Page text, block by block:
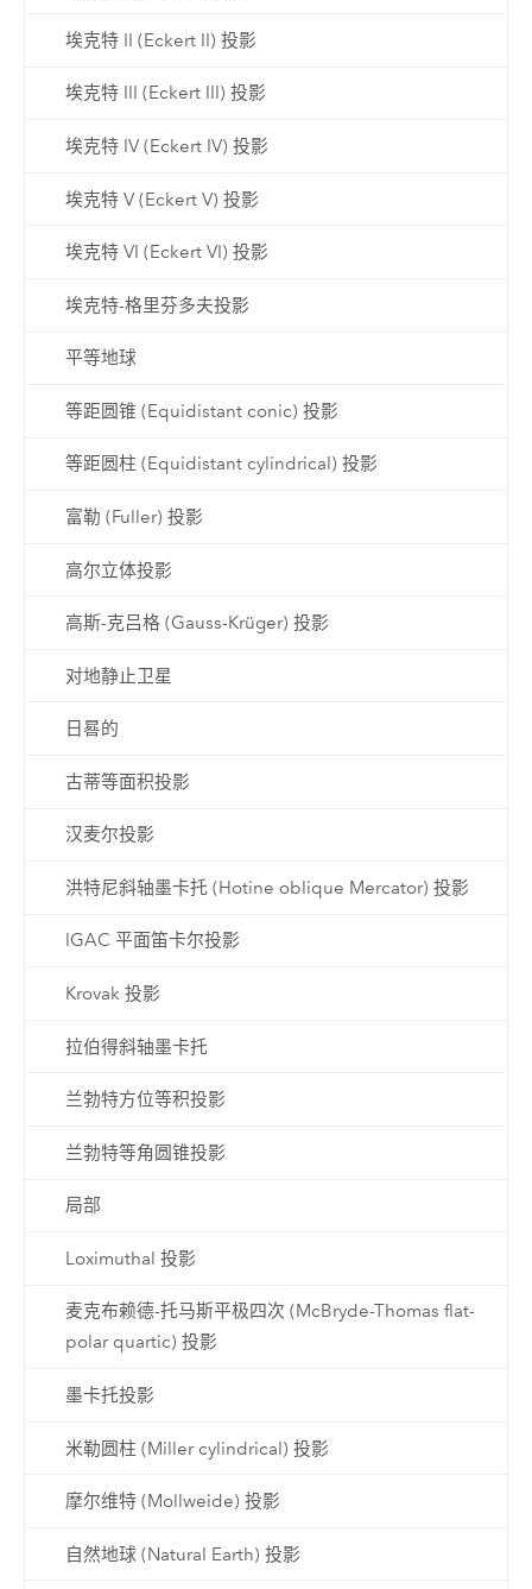
埃克特 II (Eckert II) 投影
埃克特 III (Eckert III) 投影
埃克特 IV (Eckert IV) 投影
埃克特 V (Eckert V) 投影
埃克特 VI (Eckert VI) 投影
埃克特-格里芬多夫投影
平等地球
等距圆锥 (Equidistant conic) 投影
等距圆柱 (Equidistant cylindrical) 投影
富勒 (Fuller) 投影
高尔立体投影
高斯-克吕格 (Gauss-Krüger) 投影
对地静止卫星
日晷的
古蒂等面积投影
汉麦尔投影
洪特尼斜轴墨卡托 (Hotine oblique Mercator) 投影
IGAC 平面笛卡尔投影
Krovak 投影
拉伯得斜轴墨卡托
兰勃特方位等积投影
兰勃特等角圆锥投影
局部
Loximuthal 投影
麦克布赖德-托马斯平极四次 (McBryde-Thomas flat-
polar quartic) 投影
墨卡托投影
米勒圆柱 (Miller cylindrical) 投影
摩尔维特 (Mollweide) 投影
自然地球 (Natural Earth) 投影